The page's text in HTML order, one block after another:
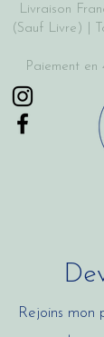
Livraison
(Sauf Livre) |
Paiement en
Rejoins mon